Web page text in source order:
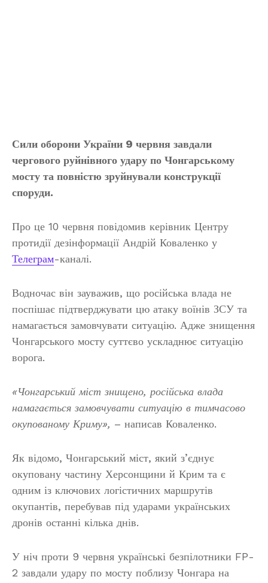
Сили оборони України 9 червня завдали
чергового руйнівного удару по Чонгарському
мосту та повністю зруйнували конструкції
споруди.
Про це 10 червня повідомив керівник Центру
протидії дезінформації Андрій Коваленко у
Телеграм-каналі.
Водночас він зауважив, що російська влада не
поспішає підтверджувати цю атаку воїнів ЗСУ та
намагається замовчувати ситуацію. Адже знищення
Чонгарського мосту суттєво ускладнює ситуацію
ворога.
«Чонгарський міст знищено, російська влада
намагається замовчувати ситуацію в тимчасово
окупованому Криму», – написав Коваленко.
Як відомо, Чонгарський міст, який з’єднує
окуповану частину Херсонщини й Крим та є
одним із ключових логістичних маршрутів
окупантів, перебував під ударами українських
дронів останні кілька днів.
У ніч проти 9 червня українські безпілотники FP-
2 завдали удару по мосту поблизу Чонгара на